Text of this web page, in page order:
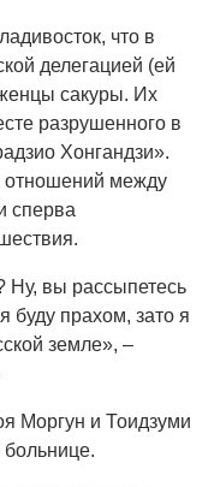
что в
делегацией (ей
сакуры. Их
разрушенного в
Хонгандзи».
отношений между
сперва
Ну, вы рассыпетесь
буду прахом, зато я
земле», –
Моргун и Тоидзуми
больнице.